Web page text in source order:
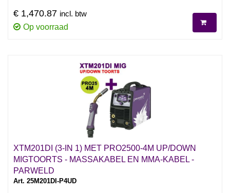
€ 1,470.87 incl. btw
Op voorraad
XTM201DI (3-IN 1) MET PRO2500-4M UP/DOWN
MIGTOORTS - MASSAKABEL EN MMA-KABEL -
PARWELD
Art. 25M201DI-P4UD